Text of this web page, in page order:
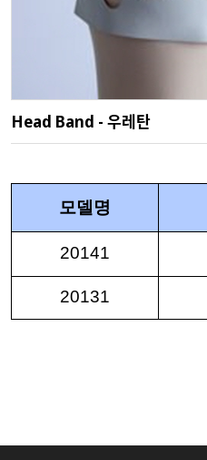
Head Band - 우레탄
모델명
20141
20131